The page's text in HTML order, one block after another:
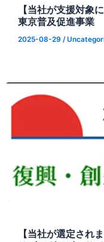
【当社が支援対象
東京普及促進事業
2025-08-29 /
【当社が選定され